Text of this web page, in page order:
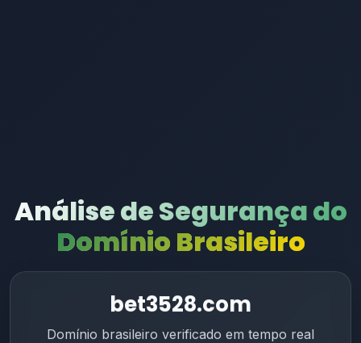
Análise de Segurança do
Domínio Brasileiro
bet3528.com
Domínio brasileiro verificado em tempo real